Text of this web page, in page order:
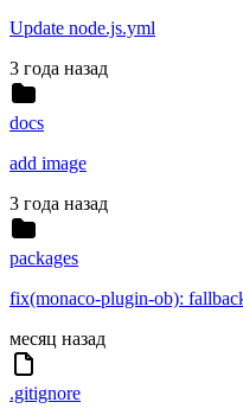
Update node.js.yml
3 года назад
docs
add image
3 года назад
packages
fix(monaco-plugin-ob):
месяц назад
.gitignore